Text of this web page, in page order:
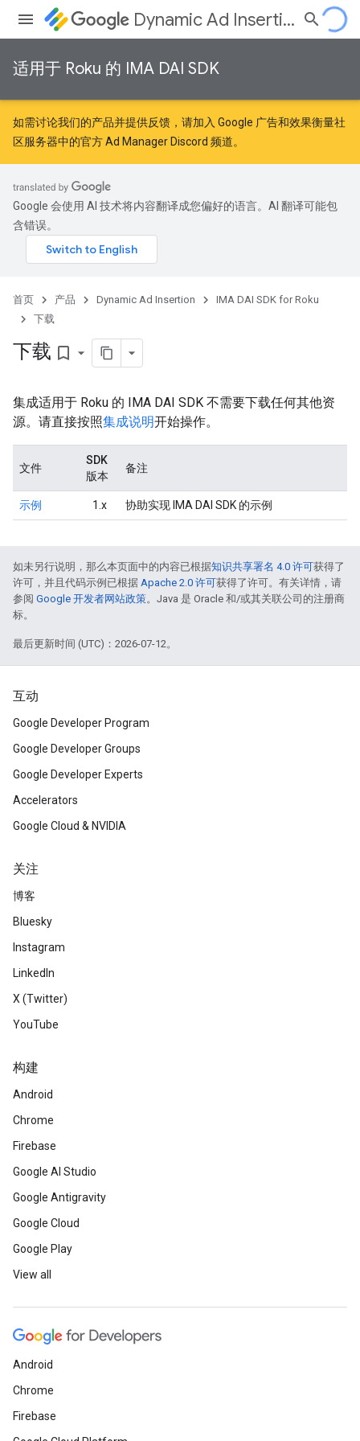
Dynamic Ad Insertion
适用于 Roku 的 IMA DAI SDK
如需讨论我们的产品并提供反馈，请加入 Google 广告和效果衡量社
区服务器中的官方 Ad Manager Discord 频道。
Google 会使用 AI 技术将内容翻译成您偏好的语言。AI 翻译可能包
含错误。
首页 产品 Dynamic Ad Insertion
IMA DAI SDK for Roku
下载
下载 bookmark_border
集成适用于 Roku 的 IMA DAI SDK 不需要下载任何其他资
源。请直接按照集成说明开始操作。
文件
SDK
版本
备注
示例 1.x 协助实现 IMA DAI SDK 的示例
如未另行说明，那么本页面中的内容已根据知识共享署名 4.0 许可获得了
许可，并且代码示例已根据 Apache 2.0 许可获得了许可。有关详情，请
参阅 Google 开发者网站政策。Java 是 Oracle 和/或其关联公司的注册商
标。
最后更新时间 (UTC)：2026-07-12。
互动
Google Developer Program
Google Developer Groups
Google Developer Experts
Accelerators
Google Cloud & NVIDIA
关注
博客
Bluesky
Instagram
LinkedIn
X (Twitter)
YouTube
构建
Android
Chrome
Firebase
Google AI Studio
Google Antigravity
Google Cloud
Google Play
View all
Android
Chrome
Firebase